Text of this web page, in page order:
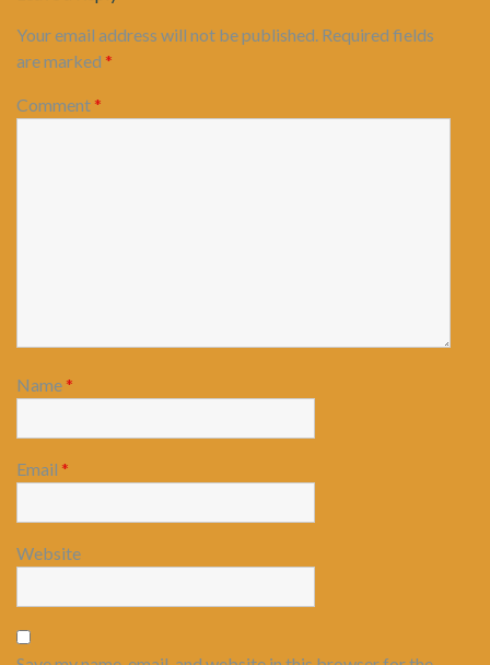
Your email address will not be published. Required fields
are marked *
Comment*
Name*
Email *
Website